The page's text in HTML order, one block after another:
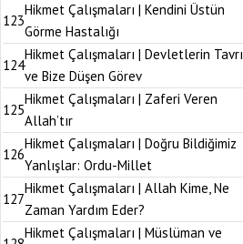
123
Hikmet Çalışmaları | Kendini Üstün
Görme Hastalığı
124
Hikmet Çalışmaları | Devletlerin Tavrı
ve Bize Düşen Görev
125
Hikmet Çalışmaları | Zaferi Veren
Allah’tır
126
Hikmet Çalışmaları | Doğru Bildiğimiz
Yanlışlar: Ordu-Millet
127
Hikmet Çalışmaları | Allah Kime, Ne
Zaman Yardım Eder?
Hikmet Çalışmaları | Müslüman ve